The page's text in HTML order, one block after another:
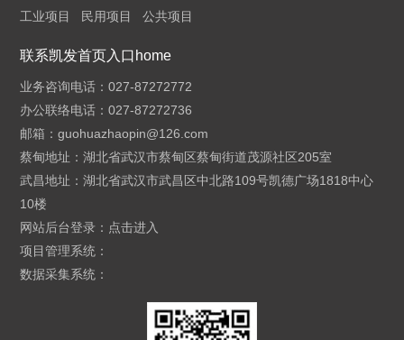
工业项目 民用项目 公共项目
联系凯发首页入口home
业务咨询电话：027-87272772
办公联络电话：027-87272736
邮箱：guohuazhaopin@126.com
蔡甸地址：湖北省武汉市蔡甸区蔡甸街道茂源社区205室
武昌地址：湖北省武汉市武昌区中北路109号凯德广场1818中心
10楼
网站后台登录： 点击进入
项目管理系统：
数据采集系统：